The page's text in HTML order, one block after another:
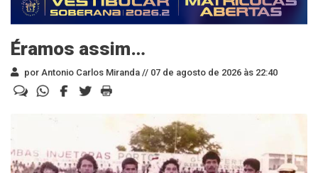
Éramos assim…
por Antonio Carlos Miranda // 07 de agosto de 2026 às 22:40